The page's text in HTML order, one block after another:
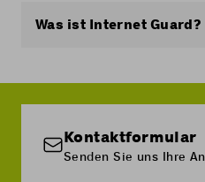
Was ist Internet Guard?
Service.
Internet Guard warnt
sie mit ihrem Handy im
Kontaktformular
Senden Sie uns Ihre